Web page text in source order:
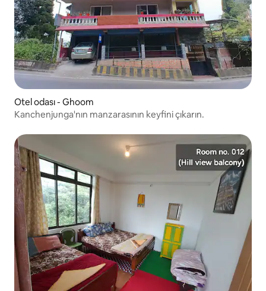
Otel odası - Ghoom
Kanchenjunga'nın manzarasının keyfini çıkarın.